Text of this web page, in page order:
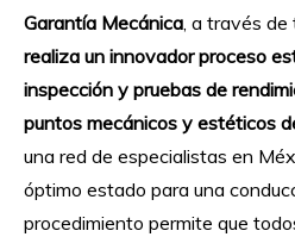
Garantía Mecánica, a través de
realiza un innovador proceso
inspección y pruebas de
puntos mecánicos y estéticos
una red de especialistas en
óptimo estado para una
procedimiento permite que